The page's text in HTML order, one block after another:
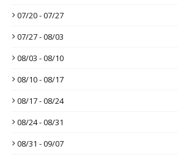
07/20 - 07/27
07/27 - 08/03
08/03 - 08/10
08/10 - 08/17
08/17 - 08/24
08/24 - 08/31
08/31 - 09/07